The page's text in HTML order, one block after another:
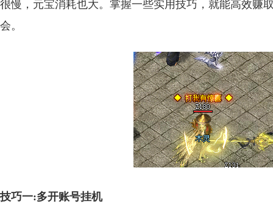
很慢，元宝消耗也大。掌握一些实用技巧，就能高效赚
会。
技巧一:多开账号挂机